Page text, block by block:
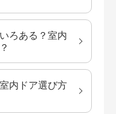
ろある？室内
内ドア選び方